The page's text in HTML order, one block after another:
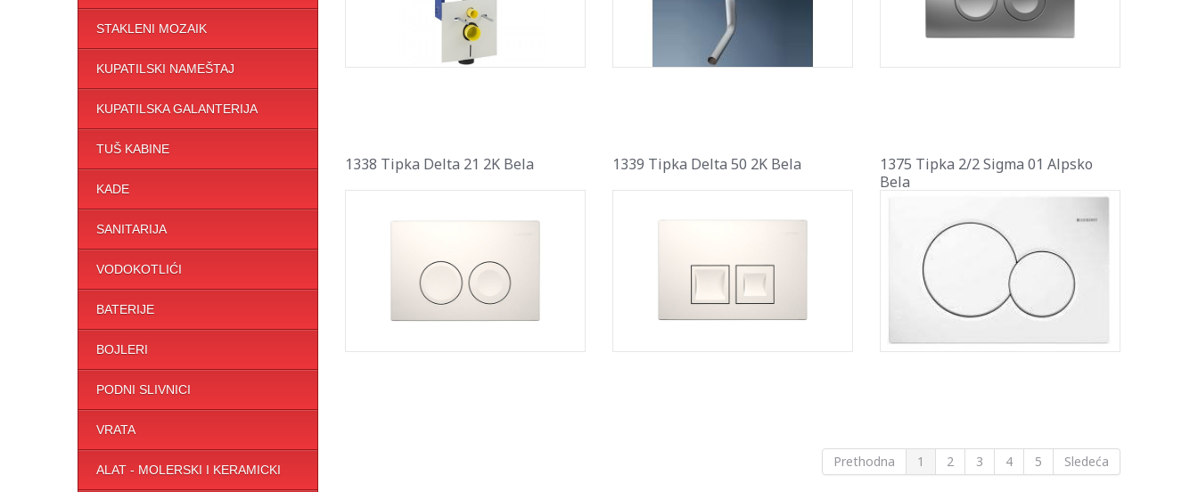
STAKLENI MOZAIK
KUPATILSKI NAMEŠTAJ
KUPATILSKA GALANTERIJA
TUŠ KABINE
KADE
SANITARIJA
VODOKOTLIĆI
BATERIJE
BOJLERI
PODNI SLIVNICI
VRATA
ALAT - MOLERSKI I KERAMICKI
1338 Tipka Delta 21 2K Bela 1339 Tipka Delta 50 2K Bela
1375 Tipka 2/2 Sigma 01 Alpsko
Bela
Prethodna 1 2 3 4 5 Sledeća